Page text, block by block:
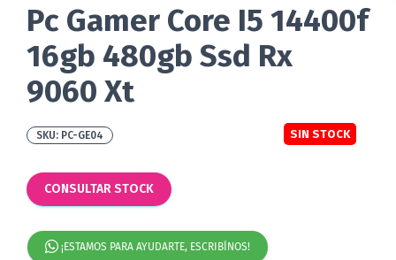
Pc Gamer Core I5 14400f
16gb 480gb Ssd Rx
9060 Xt
PC-GE04 SIN STOCK
CONSULTAR STOCK
¡ESTAMOS PARA AYUDARTE, ESCRIBÍNOS!